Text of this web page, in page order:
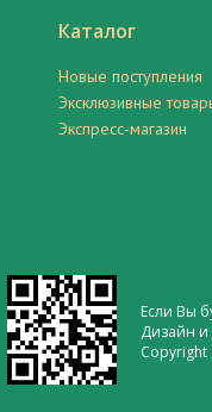
Каталог
Новые поступления
Эксклюзивные
Экспресс-магазин
Если Вы
Дизайн и
Copyright